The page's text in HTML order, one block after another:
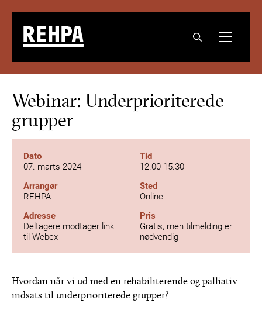
Webinar: Underprioriterede
grupper
Hvordan når vi ud med en rehabiliterende og palliativ
indsats til underprioriterede grupper?
Dato
07. marts 2024
Tid
12.00-15.30
Arrangør
REHPA
Sted
Online
Adresse
Deltagere modtager link
til Webex
Pris
Gratis, men tilmelding er
nødvendig